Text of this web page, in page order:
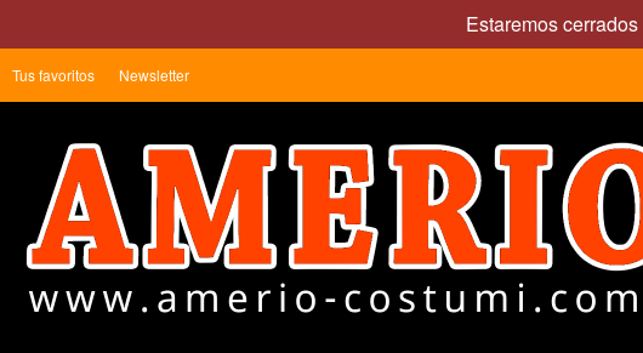
Estaremos
Tus favoritos Newsletter